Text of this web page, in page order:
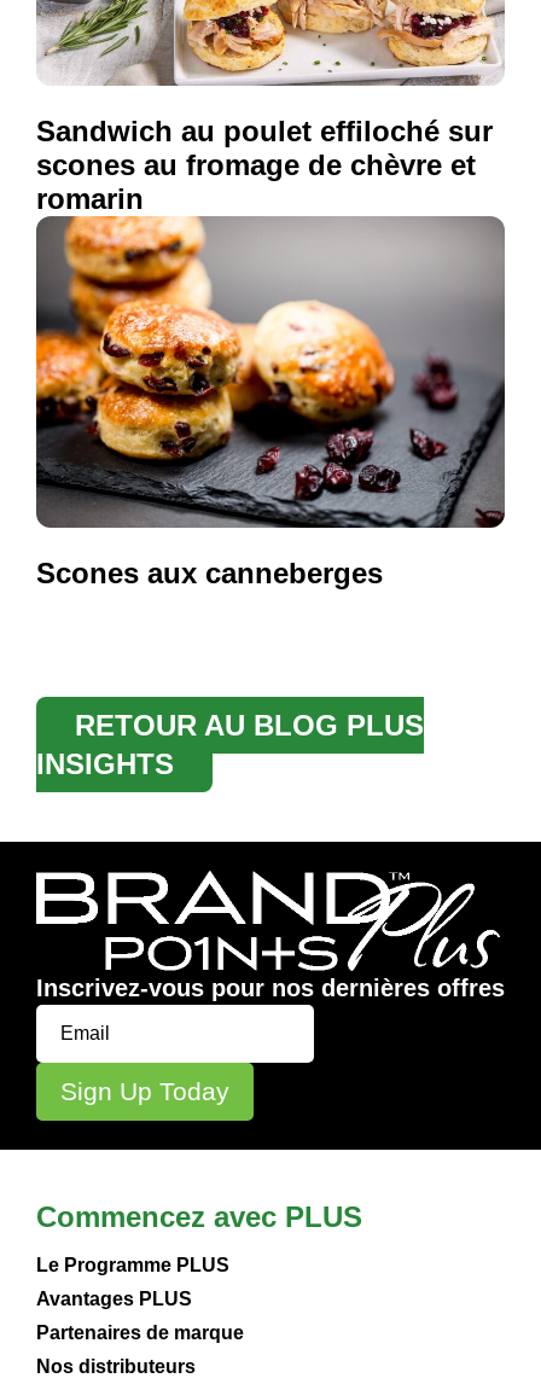
Sandwich au poulet effiloché sur
scones au fromage de chèvre et
romarin
Scones aux canneberges
RETOUR AU BLOG PLUS
INSIGHTS
Inscrivez-vous pour nos dernières offres
Commencez avec PLUS
Le Programme PLUS
Avantages PLUS
Partenaires de marque
Nos distributeurs